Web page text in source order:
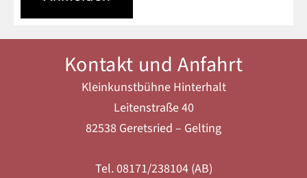
Kontakt und Anfahrt
Kleinkunstbühne Hinterhalt
Leitenstraße 40
82538 Geretsried – Gelting
Tel. 08171/238104 (AB)